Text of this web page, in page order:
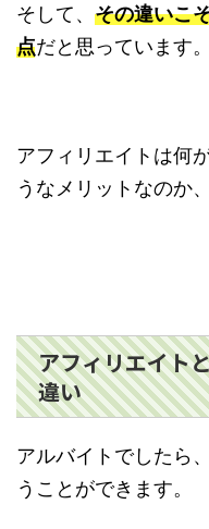
そして、 その違いこ
点だと思っています。
アフィリエイトは何
うなメリットなのか
アフィリエイト
違い
アルバイトでしたら
うことができます。